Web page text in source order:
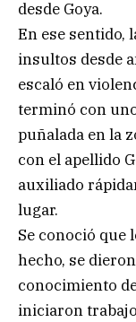
desde Goya.
En ese sentido,
insultos desde
escaló en
terminó con
puñalada en la
con el apellido
auxiliado
lugar.
Se conoció que
hecho, se
conocimiento
iniciaron